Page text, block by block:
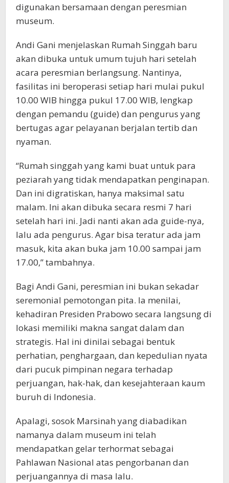
digunakan bersamaan dengan peresmian
museum.
Andi Gani menjelaskan Rumah Singgah baru
akan dibuka untuk umum tujuh hari setelah
acara peresmian berlangsung. Nantinya,
fasilitas ini beroperasi setiap hari mulai pukul
10.00 WIB hingga pukul 17.00 WIB, lengkap
dengan pemandu (guide) dan pengurus yang
bertugas agar pelayanan berjalan tertib dan
nyaman.
“Rumah singgah yang kami buat untuk para
peziarah yang tidak mendapatkan penginapan.
Dan ini digratiskan, hanya maksimal satu
malam. Ini akan dibuka secara resmi 7 hari
setelah hari ini. Jadi nanti akan ada guide-nya,
lalu ada pengurus. Agar bisa teratur ada jam
masuk, kita akan buka jam 10.00 sampai jam
17.00,” tambahnya.
Bagi Andi Gani, peresmian ini bukan sekadar
seremonial pemotongan pita. Ia menilai,
kehadiran Presiden Prabowo secara langsung di
lokasi memiliki makna sangat dalam dan
strategis. Hal ini dinilai sebagai bentuk
perhatian, penghargaan, dan kepedulian nyata
dari pucuk pimpinan negara terhadap
perjuangan, hak-hak, dan kesejahteraan kaum
buruh di Indonesia.
Apalagi, sosok Marsinah yang diabadikan
namanya dalam museum ini telah
mendapatkan gelar terhormat sebagai
Pahlawan Nasional atas pengorbanan dan
perjuangannya di masa lalu.